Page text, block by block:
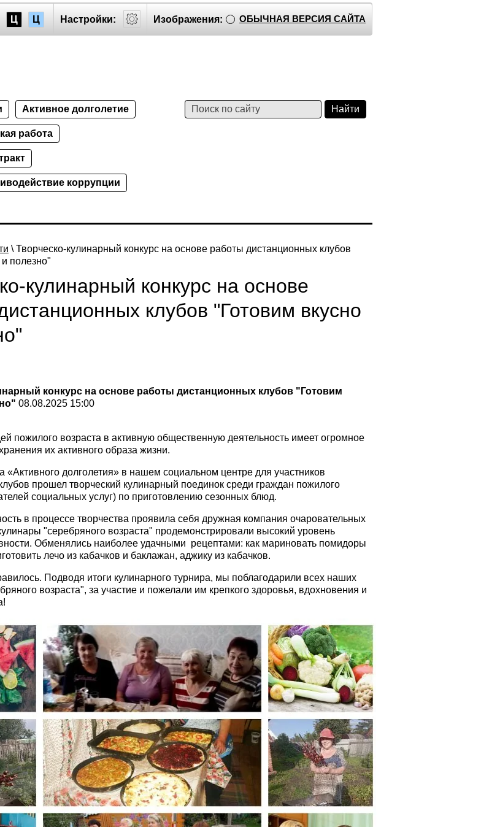
Ц Ц Настройки: Изображения: ОБЫЧНАЯ ВЕРСИЯ САЙТА
Активное долголетие
работа
коррупции
\ Творческо-кулинарный конкурс на основе работы дистанционных клубов
полезно"
кулинарный конкурс на основе
клубов "Готовим вкусно
конкурс на основе работы дистанционных клубов "Готовим
08.08.2025 15:00
пожилого возраста в активную общественную деятельность имеет огромное
их активного образа жизни.
«Активного долголетия» в нашем социальном центре для участников
прошел творческий кулинарный поединок среди граждан пожилого
социальных услуг) по приготовлению сезонных блюд.
в процессе творчества проявила себя дружная компания очаровательных
"серебряного возраста" продемонстрировали высокий уровень
Обменялись наиболее удачными рецептами: как мариновать помидоры
лечо из кабачков и баклажан, аджику из кабачков.
Подводя итоги кулинарного турнира, мы поблагодарили всех наших
возраста", за участие и пожелали им крепкого здоровья, вдохновения и